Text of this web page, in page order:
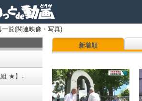
覧(関連映像・写真)
★】↓
新着順